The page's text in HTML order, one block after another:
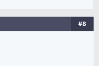
#8